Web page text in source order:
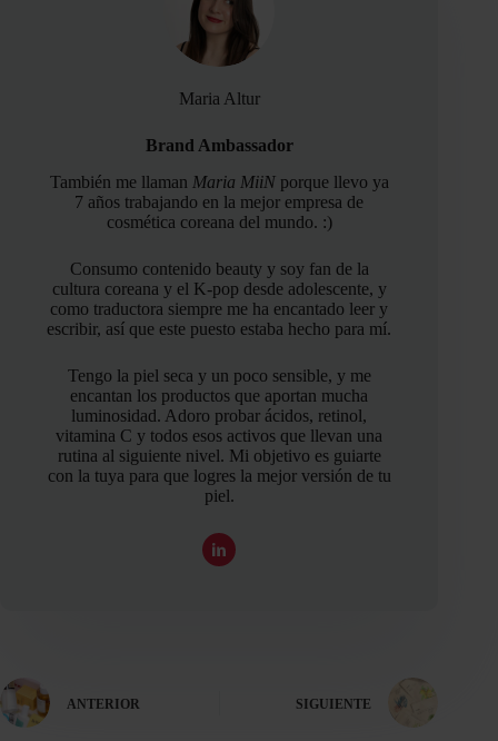
Maria Altur
Brand Ambassador
También me llaman Maria MiiNporque llevo ya
7 años trabajando en la mejor empresa de
cosmética coreana del mundo. :)
Consumo contenido beauty y soy fan de la
cultura coreana y el K-pop desde adolescente, y
como traductora siempre me ha encantado leer y
escribir, así que este puesto estaba hecho para mí.
Tengo la piel seca y un poco sensible, y me
encantan los productos que aportan mucha
luminosidad. Adoro probar ácidos, retinol,
vitamina C y todos esos activos que llevan una
rutina al siguiente nivel. Mi objetivo es guiarte
con la tuya para que logres la mejor versión de tu
piel.
ANTERIOR SIGUIENTE